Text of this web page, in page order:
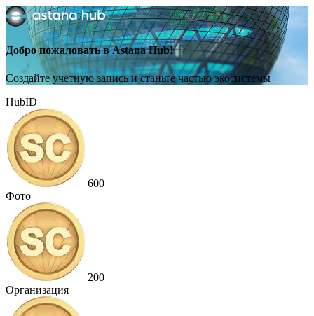
Добро пожаловать в Astana Hub!
Создайте учетную запись и станьте частью экосистемы
HubID
600
Фото
200
Организация